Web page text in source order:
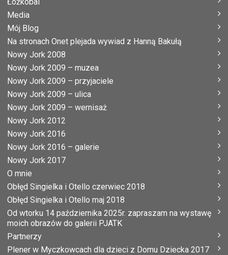
Media
Mój Blog
Na stronach Onet plejada wywiad z Hanną Bakułą
Nowy Jork 2008
Nowy Jork 2009 – muzea
Nowy Jork 2009 – przyjaciele
Nowy Jork 2009 – ulica
Nowy Jork 2009 – wernisaż
Nowy Jork 2012
Nowy Jork 2016
Nowy Jork 2016 – galerie
Nowy Jork 2017
O mnie
Obłęd Singielka i Otello czerwiec 2018
Obłęd Singielka i Otello maj 2018
Od wtorku 14 października 2025r. zapraszam na wystawę
moich obrazów do galerii PJATK
Partnerzy
Plener w Myczkowcach dla dzieci z Domu Dziecka 2017